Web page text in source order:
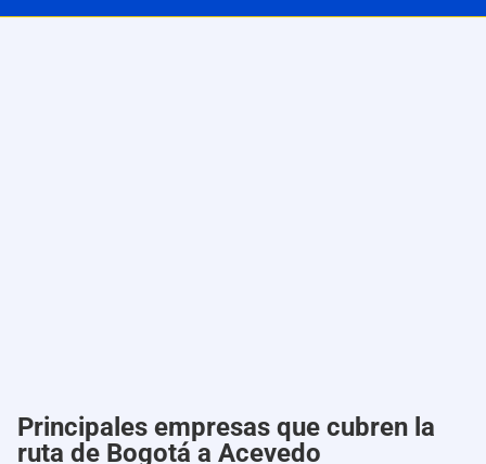
Principales empresas que cubren la
ruta de Bogotá a Acevedo